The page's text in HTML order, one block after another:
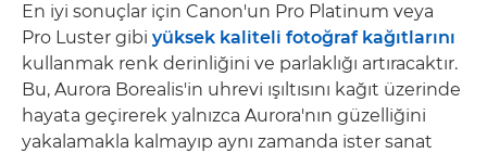
En iyi sonuçlar için Canon'un Pro Platinum veya
Pro Luster gibi yüksek kaliteli fotoğraf kağıtlarını
kullanmak renk derinliğini ve parlaklığı artıracaktır.
Bu, Aurora Borealis'in uhrevi ışıltısını kağıt üzerinde
hayata geçirerek yalnızca Aurora'nın güzelliğini
yakalamakla kalmayıp aynı zamanda ister sanat